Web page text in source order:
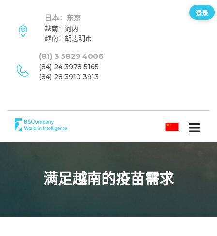
日本：东京
越南：河内
越南：胡志明市
(81) 3 5829 4006
(84) 24 3978 5165
(84) 28 3910 3913
简体中文
满足越南的疫苗需求
登录